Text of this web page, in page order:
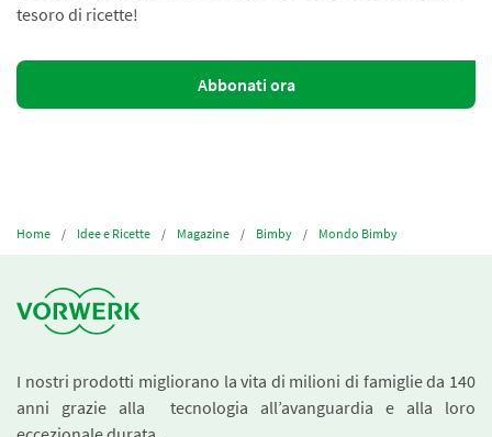
tesoro di ricette!
Abbonati ora
Home Idee e Ricette Magazine Bimby Mondo Bimby
I nostri prodotti migliorano la vita di milioni di famiglie da 140
anni grazie alla tecnologia all’avanguardia e alla loro